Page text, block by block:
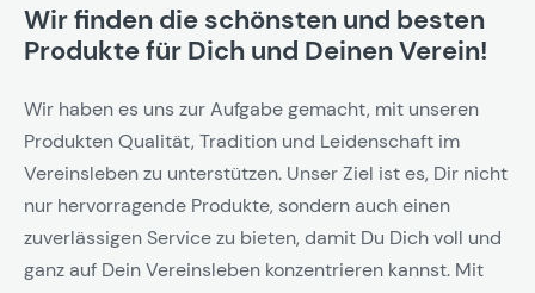
Wir finden die schönsten und besten
Produkte für Dich und Deinen Verein!
Wir haben es uns zur Aufgabe gemacht, mit unseren
Produkten Qualität, Tradition und Leidenschaft im
Vereinsleben zu unterstützen. Unser Ziel ist es, Dir nicht
nur hervorragende Produkte, sondern auch einen
zuverlässigen Service zu bieten, damit Du Dich voll und
ganz auf Dein Vereinsleben konzentrieren kannst. Mit